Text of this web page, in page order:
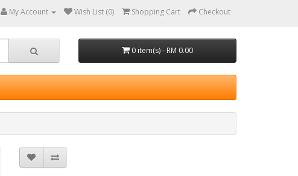
My Account Wish List (0) Shopping Cart Checkout
0 item(s) - RM 0.00